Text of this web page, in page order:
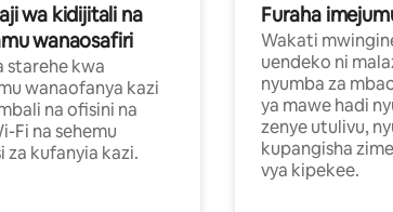
wa kidijitali na
wanaosafiri
starehe kwa
wanaofanya kazi
na ofisini na
Fi na sehemu
za kufanyia kazi.
Furaha
Wakati
uendeko ni
nyumba za
ya mawe hadi
zenye utulivu,
kupangisha
vya kipekee.